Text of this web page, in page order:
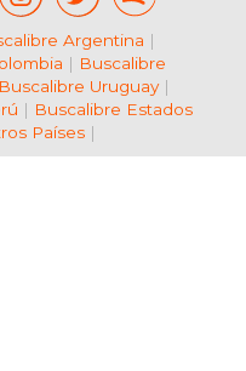
Argentina |
| Buscalibre
Buscalibre Uruguay|
| Buscalibre Estados
Países|